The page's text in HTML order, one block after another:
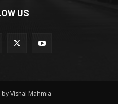
US
Vishal Mahmia